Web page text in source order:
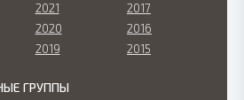
2021
2020
2019
2017
2016
2015
ГРУППЫ